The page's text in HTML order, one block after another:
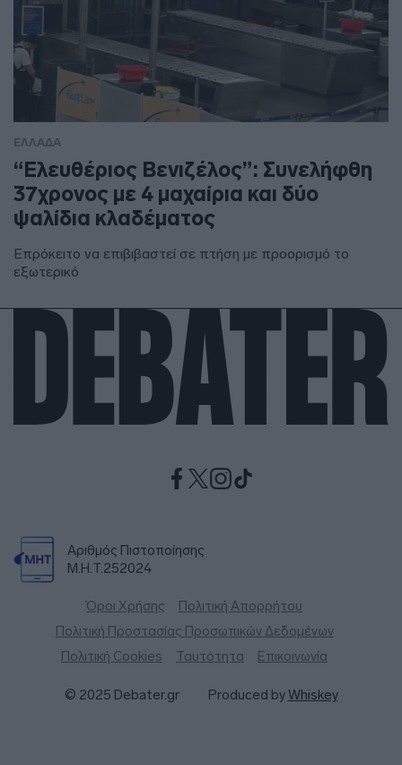
ΕΛΛΑΔΑ
“Ελευθέριος Βενιζέλος”: Συνελήφθη
37χρονος με 4 μαχαίρια και δύο
ψαλίδια κλαδέματος
Επρόκειτο να επιβιβαστεί σε πτήση με προορισμό το
εξωτερικό
Αριθμός Πιστοποίησης
Μ.Η.Τ.252024
Όροι Χρήσης
Πολιτική Απορρήτου
Πολιτική Προστασίας Προσωπικών Δεδομένων
Πολιτική Cookies
Ταυτότητα Επικοινωνία
© 2025 Debater.gr Produced byWhiskey